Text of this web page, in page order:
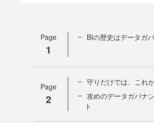
Page
1
BIの歴史はデータガ
Page
2
守りだけでは、これ
攻めのデータガバナ
ト